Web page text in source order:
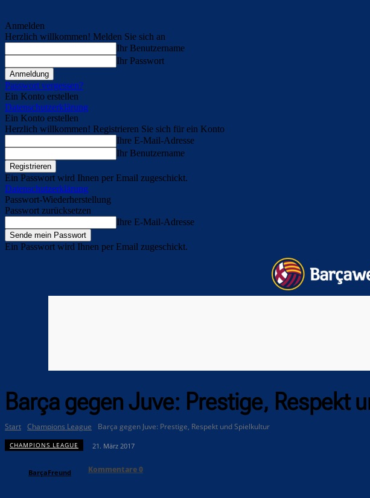
Anmelden
Herzlich willkommen! Melden Sie sich an
Ihr Benutzername
Ihr Passwort
Passwort vergessen?
Ein Konto erstellen
Datenschutzerklärung
Ein Konto erstellen
Herzlich willkommen! Registrieren Sie sich für ein Konto
Ihre E-Mail-Adresse
Ihr Benutzername
Ein Passwort wird Ihnen per Email zugeschickt.
Datenschutzerklärung
Passwort-Wiederherstellung
Passwort zurücksetzen
Ihre E-Mail-Adresse
Ein Passwort wird Ihnen per Email zugeschickt.
Barça gegen Juve: Prestige, Respekt
Start Champions League Barça gegen Juve: Prestige, Respekt und Spielkultur
CHAMPIONS LEAGUE 21. März 2017
BarçaFreund Kommentare0